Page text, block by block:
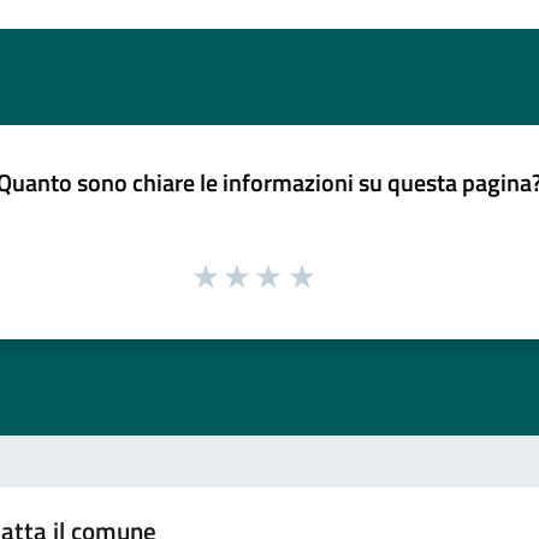
sono chiare le informazioni su questa
il comune